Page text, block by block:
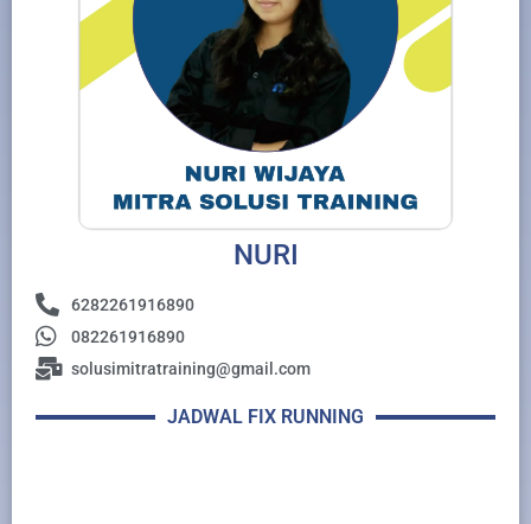
NURI
6282261916890
082261916890
solusimitratraining@gmail.com
JADWAL FIX RUNNING